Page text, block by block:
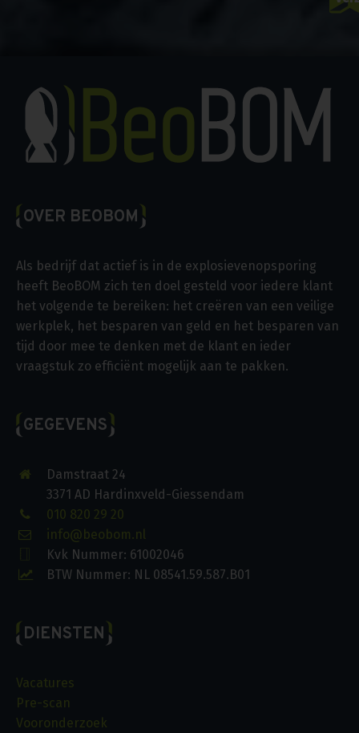
OVER BEOBOM
Als bedrijf dat actief is in de explosievenopsporing
heeft BeoBOM zich ten doel gesteld voor iedere klant
het volgende te bereiken: het creëren van een veilige
werkplek, het besparen van geld en het besparen van
tijd door mee te denken met de klant en ieder
vraagstuk zo efficiënt mogelijk aan te pakken.
GEGEVENS
Damstraat 24
3371 AD Hardinxveld-Giessendam
010 820 29 20
info@beobom.nl
Kvk Nummer: 61002046
BTW Nummer: NL 08541.59.587.B01
DIENSTEN
Vacatures
Pre-scan
Vooronderzoek